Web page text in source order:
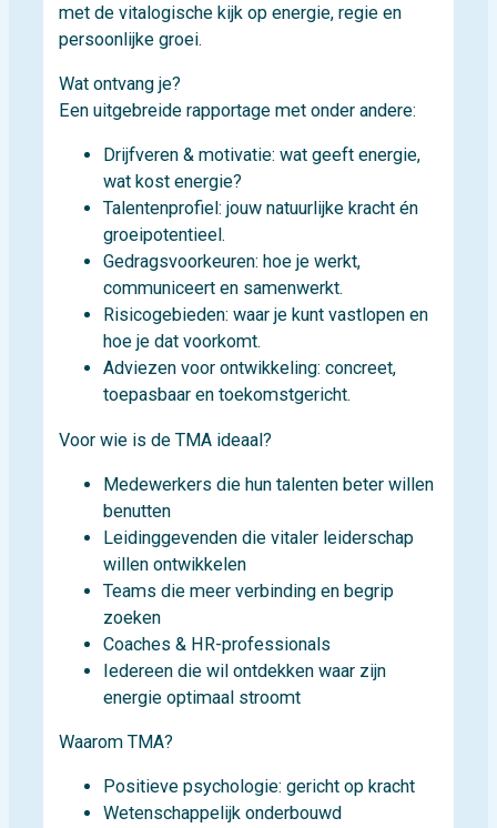
met de vitalogische kijk op energie, regie en
persoonlijke groei.
Wat ontvang je?
Een uitgebreide rapportage met onder andere:
Drijfveren & motivatie: wat geeft energie,
wat kost energie?
Talentenprofiel: jouw natuurlijke kracht én
groeipotentieel.
Gedragsvoorkeuren: hoe je werkt,
communiceert en samenwerkt.
Risicogebieden: waar je kunt vastlopen en
hoe je dat voorkomt.
Adviezen voor ontwikkeling: concreet,
toepasbaar en toekomstgericht.
Voor wie is de TMA ideaal?
Medewerkers die hun talenten beter willen
benutten
Leidinggevenden die vitaler leiderschap
willen ontwikkelen
Teams die meer verbinding en begrip
zoeken
Coaches & HR-professionals
Iedereen die wil ontdekken waar zijn
energie optimaal stroomt
Waarom TMA?
Positieve psychologie: gericht op kracht
Wetenschappelijk onderbouwd